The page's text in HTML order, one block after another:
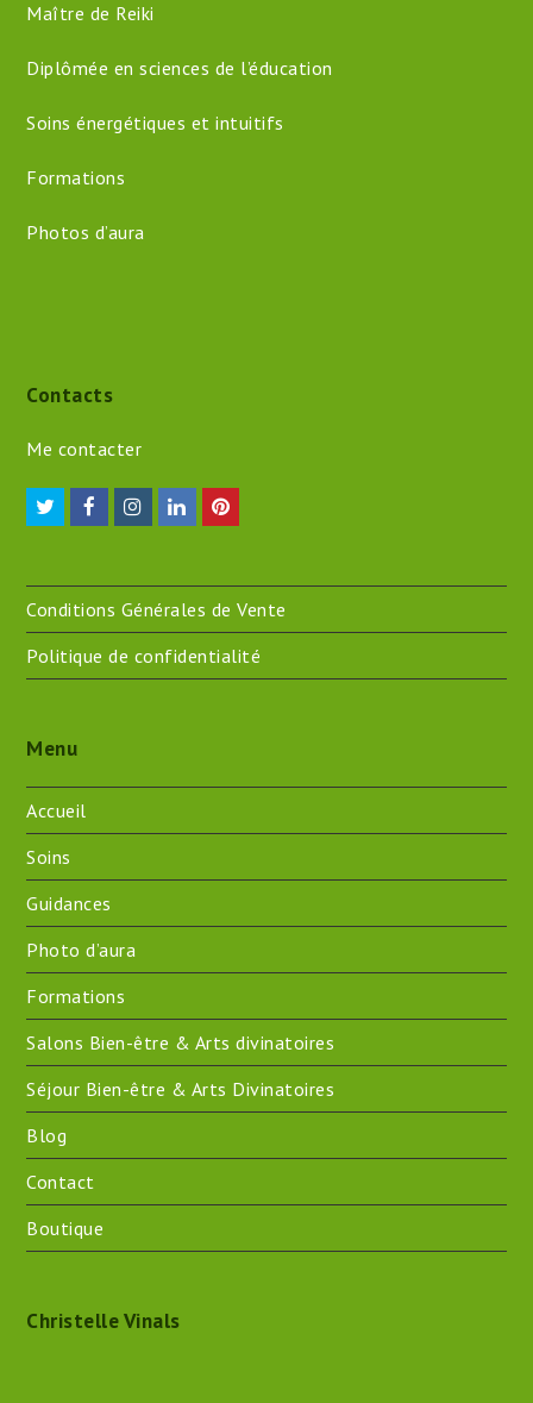
Maître de Reiki
Diplômée en sciences de l’éducation
Soins énergétiques et intuitifs
Formations
Photos d’aura
Contacts
Me contacter
TwitterFacebookInstagram
LinkedInPinterest
Conditions Générales de Vente
Politique de confidentialité
Menu
Accueil
Soins
Guidances
Photo d’aura
Formations
Salons Bien-être & Arts divinatoires
Séjour Bien-être & Arts Divinatoires
Blog
Contact
Boutique
Christelle Vinals